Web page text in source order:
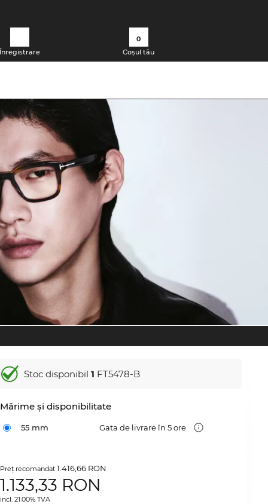
Înregistrare
0
Coșul tău
Stoc disponibil1 FT5478-B
Mărime şi disponibilitate
55 mm Gata de livrare în 5 ore
Preţ recomandat1.416,66 RON
1.133,33 RON
incl. 21.00% TVA